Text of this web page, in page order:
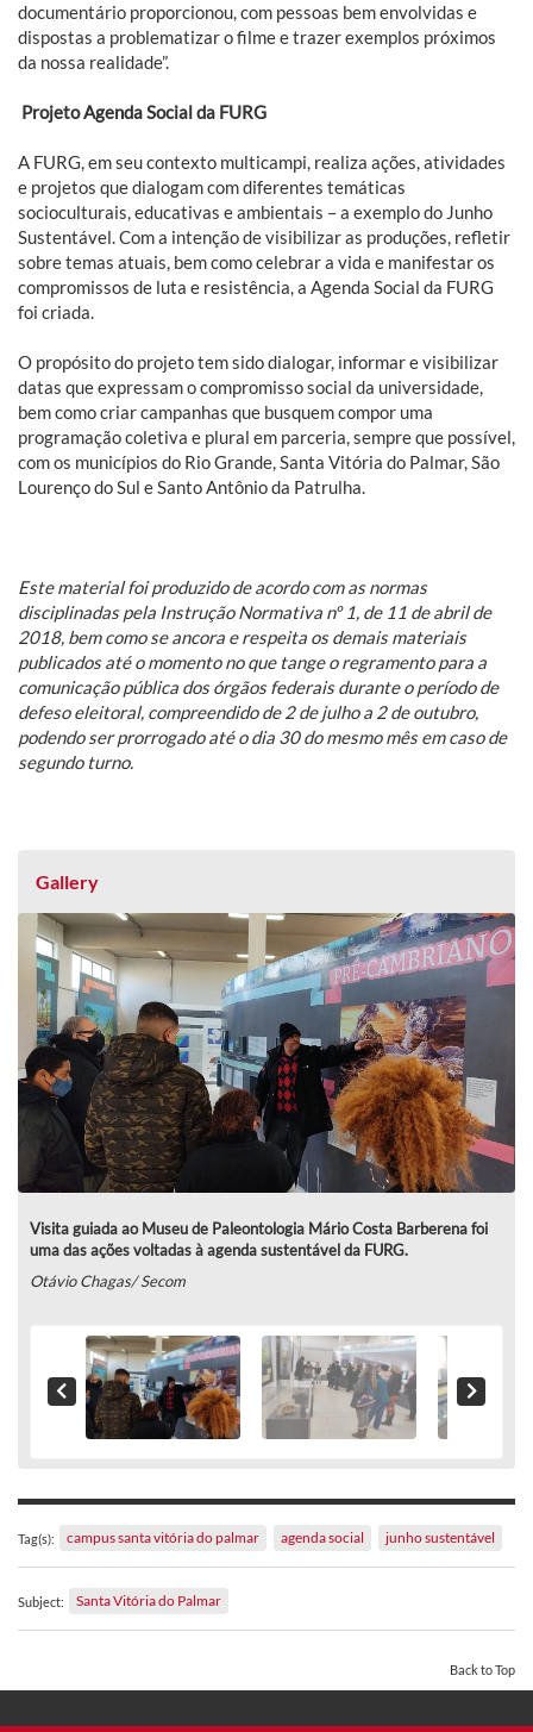
documentário proporcionou, com pessoas bem envolvidas e
dispostas a problematizar o filme e trazer exemplos próximos
da nossa realidade”.
Projeto Agenda Social da FURG
A FURG, em seu contexto multicampi, realiza ações, atividades
e projetos que dialogam com diferentes temáticas
socioculturais, educativas e ambientais – a exemplo do Junho
Sustentável. Com a intenção de visibilizar as produções, refletir
sobre temas atuais, bem como celebrar a vida e manifestar os
compromissos de luta e resistência, a Agenda Social da FURG
foi criada.
O propósito do projeto tem sido dialogar, informar e visibilizar
datas que expressam o compromisso social da universidade,
bem como criar campanhas que busquem compor uma
programação coletiva e plural em parceria, sempre que possível,
com os municípios do Rio Grande, Santa Vitória do Palmar, São
Lourenço do Sul e Santo Antônio da Patrulha.
Este material foi produzido de acordo com as normas
disciplinadas pela Instrução Normativa nº 1, de 11 de abril de
2018, bem como se ancora e respeita os demais materiais
publicados até o momento no que tange o regramento para a
comunicação pública dos órgãos federais durante o período de
defeso eleitoral, compreendido de 2 de julho a 2 de outubro,
podendo ser prorrogado até o dia 30 do mesmo mês em caso de
segundo turno.
Gallery
Visita guiada ao Museu de Paleontologia Mário Costa Barberena foi
uma das ações voltadas à agenda sustentável da FURG.
Otávio Chagas/ Secom
Tag(s): campus santa vitória do palmar agenda social junho sustentável
Subject: Santa Vitória do Palmar
Back to Top